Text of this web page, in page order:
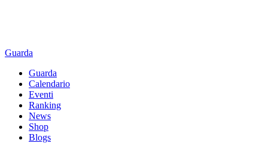
Guarda
Guarda
Calendario
Eventi
Ranking
News
Shop
Blogs